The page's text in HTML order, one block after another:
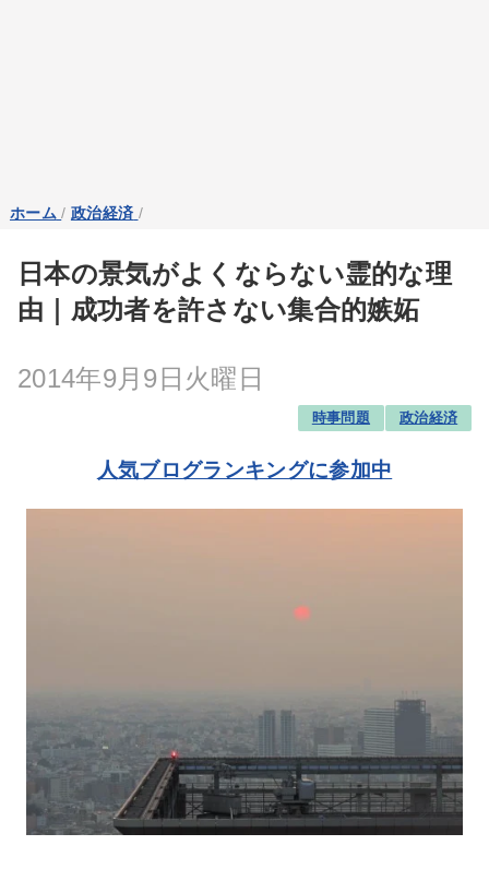
ホーム / 政治経済 /
日本の景気がよくならない霊的な理
由｜成功者を許さない集合的嫉妬
2014年9月9日火曜日
時事問題 政治経済
人気ブログランキングに参加中